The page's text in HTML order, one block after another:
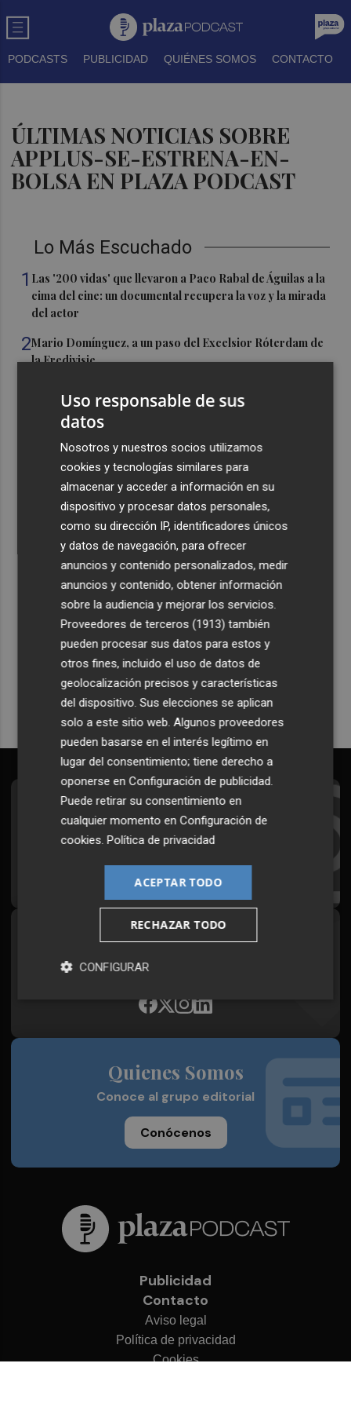
PODCASTS PUBLICIDAD QUIÉNES SOMOS CONTACTO
ÚLTIMAS NOTICIAS SOBRE
APPLUS-SE-ESTRENA-EN-
BOLSA EN PLAZA PODCAST
Lo Más Escuchado
1 Las '200 vidas' que llevaron a Paco Rabal de Águilas a la
cima del cine: un documental recupera la voz y la mirada
del actor
2Mario Domínguez, a un paso del Excelsior Róterdam de
la Eredivisie
en las fiestas para la Ufece y conciertos en valenciano
conquistar los históricos 20.000 puntos
Valencia Basket abrirá la EuroLeague Women en casa
ante Fenerbahce Opet
Recibe toda la actualidad de
Plaza Podcast en tu correo
Quiero suscribirme
Suscríbete al Boletín
Todos los días a primera hora en tu email
Síguenos en redes
Plaza Podcast, desde cualquier medio
Quienes Somos
Conoce al grupo editorial
Conócenos
Publicidad
Contacto
Aviso legal
Política de privacidad
Cookies
Uso responsable de sus
datos
Nosotros y nuestros socios utilizamos
cookies y tecnologías similares para
almacenar y acceder a información en su
dispositivo y procesar datos personales,
como su dirección IP, identificadores únicos
y datos de navegación, para ofrecer
anuncios y contenido personalizados, medir
anuncios y contenido, obtener información
sobre la audiencia y mejorar los servicios.
Proveedores de terceros (1913) también
pueden procesar sus datos para estos y
otros fines, incluido el uso de datos de
geolocalización precisos y características
del dispositivo. Sus elecciones se aplican
solo a este sitio web. Algunos proveedores
pueden basarse en el interés legítimo en
lugar del consentimiento; tiene derecho a
oponerse enConfiguración de publicidad.
Puede retirar su consentimiento en
cualquier momento enConfiguración de
cookies.Política de privacidad
ACEPTAR TODO
RECHAZAR TODO
CONFIGURAR